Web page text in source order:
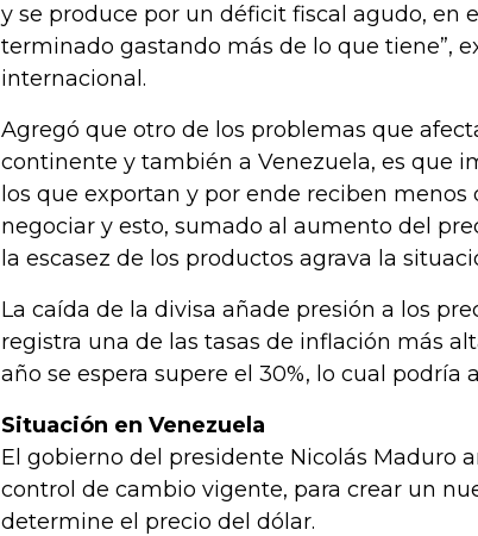
y se produce por un déficit fiscal agudo, en
terminado gastando más de lo que tiene”,
internacional.
Agregó que otro de los problemas que
continente y también a Venezuela, es que
los que exportan y por ende reciben menos
negociar y esto, sumado al aumento del
la escasez de los productos agrava la
La caída de la divisa añade presión a los
registra una de las tasas de inflación más
año se espera supere el 30%, lo cual podría
Situación en Venezuela
El gobierno del presidente Nicolás Maduro
control de cambio vigente, para crear un
determine el precio del dólar.